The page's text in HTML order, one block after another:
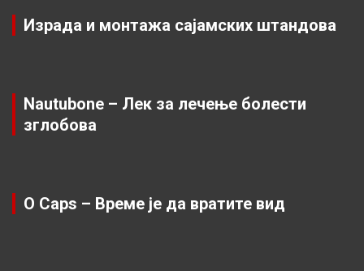
Израда и монтажа сајамских штандова
Nautubone – Лек за лечење болести
зглобова
O Caps – Време је да вратите вид